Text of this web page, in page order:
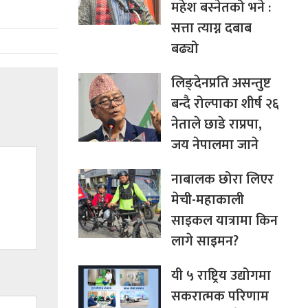
महेश बस्नेतको भने :
सत्ता त्याग्न दबाब
बढ्यो
लिङ्देनप्रति असन्तुष्ट
बन्दै रोल्पाका शीर्ष २६
नेताले छाडे राप्रपा,
जय नेपालमा जाने
नाबालक छोरा‍ लिएर
मेची-महाकाली
साइकल यात्रामा किन
लागे साइमन?
यी ५ राष्ट्रिय उद्योगमा
सकरात्मक परिणाम